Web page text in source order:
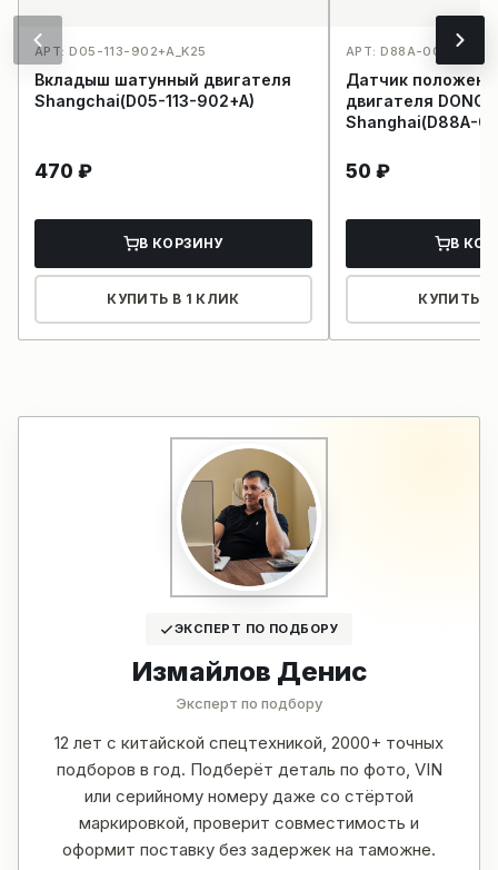
АРТ: D05-113-902+A_K25
Вкладыш шатунный двигателя
Shangchai(D05-113-902+A)
470 ₽
В КОРЗИНУ
КУПИТЬ В 1 КЛИК
АРТ: D88A-001-
Датчик
двигателя DONG
Shanghai(D88A-
50 ₽
В
КУПИТЬ В
ЭКСПЕРТ ПО ПОДБОРУ
Измайлов Денис
Эксперт по подбору
12 лет с китайской спецтехникой, 2000+ точных
подборов в год. Подберёт деталь по фото, VIN
или серийному номеру даже со стёртой
маркировкой, проверит совместимость и
оформит поставку без задержек на таможне.